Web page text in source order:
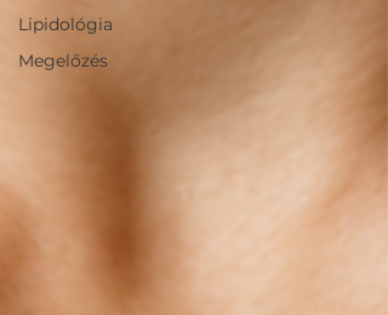
Lipidológia
Megelőzés